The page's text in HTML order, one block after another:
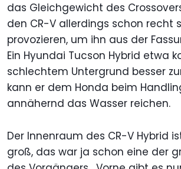
das Gleichgewicht des
den CR-V allerdings schon recht
provozieren, um ihn aus der
Ein Hyundai Tucson Hybrid etwa
schlechtem Untergrund besser
kann er dem Honda beim
annähernd das Wasser reichen.
Der Innenraum des CR-V Hybrid
groß, das war ja schon eine der